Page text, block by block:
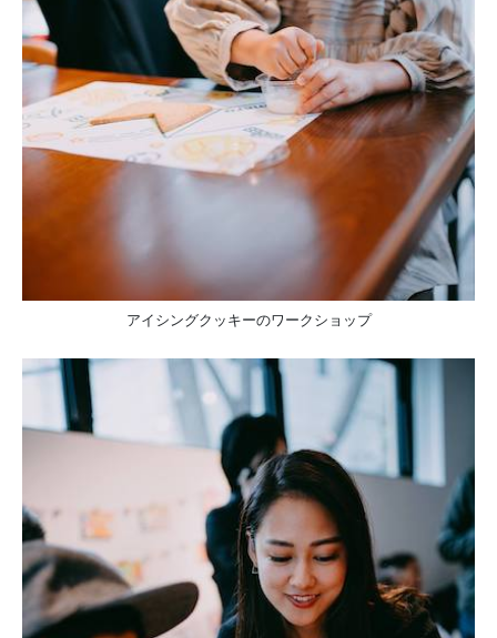
アイシングクッキーのワークショップ